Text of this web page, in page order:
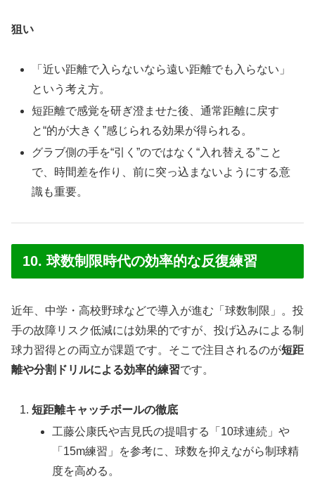
狙い
「近い距離で入らないなら遠い距離でも入らない」
という考え方。
短距離で感覚を研ぎ澄ませた後、通常距離に戻す
と“的が大きく”感じられる効果が得られる。
グラブ側の手を“引く”のではなく“入れ替える”こと
で、時間差を作り、前に突っ込まないようにする意
識も重要。
10. 球数制限時代の効率的な反復練習
近年、中学・高校野球などで導入が進む「球数制限」。投
手の故障リスク低減には効果的ですが、投げ込みによる制
球力習得との両立が課題です。そこで注目されるのが短距
離や分割ドリルによる効率的練習です。
短距離キャッチボールの徹底
工藤公康氏や吉見氏の提唱する「10球連続」や
「15m練習」を参考に、球数を抑えながら制球精
度を高める。